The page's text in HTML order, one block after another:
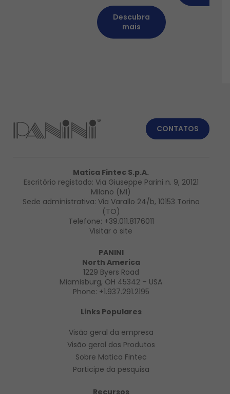
Descubra
mais
CONTATOS
Matica Fintec S.p.A.
Escritório registado: Via Giuseppe Parini n. 9, 20121
Milano (MI)
Sede administrativa: Via Varallo 24/b, 10153 Torino
(TO)
Telefone: +39.011.8176011
Visitar o site
PANINI
North America
1229 Byers Road
Miamisburg, OH 45342 – USA
Phone: +1.937.291.2195
Links Populares
Visão geral da empresa
Visão geral dos Produtos
Sobre Matica Fintec
Participe da pesquisa
Recursos